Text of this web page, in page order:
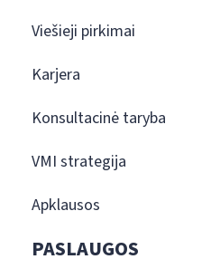
Viešieji pirkimai
Karjera
Konsultacinė taryba
VMI strategija
Apklausos
PASLAUGOS